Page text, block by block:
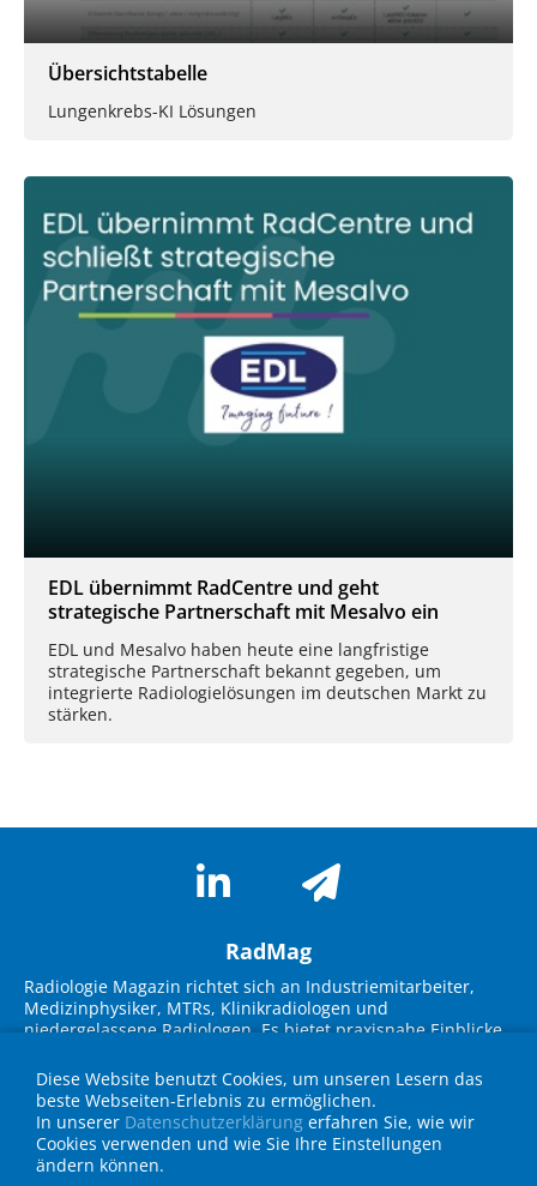
Übersichtstabelle
Lungenkrebs-KI Lösungen
EDL übernimmt RadCentre und geht
strategische Partnerschaft mit Mesalvo ein
EDL und Mesalvo haben heute eine langfristige
strategische Partnerschaft bekannt gegeben, um
integrierte Radiologielösungen im deutschen Markt zu
stärken.
RadMag
Radiologie Magazin richtet sich an Industriemitarbeiter,
Medizinphysiker, MTRs, Klinikradiologen und
niedergelassene Radiologen. Es bietet praxisnahe Einblicke
Lösungen. Im Fokus stehen Themen wie KI-Integration,
Workflow-Optimierung, strukturierte Befundung und
Strahlenschutz. Experteninterviews, Fallbeispiele und
Geräteübersichten unterstützen die Zielgruppe bei
Entscheidungen für die Praxis und fördern den
Diese Website benutzt Cookies, um unseren Lesern das
beste Webseiten-Erlebnis zu ermöglichen.
In unserer Datenschutzerklärung erfahren Sie, wie wir
Cookies verwenden und wie Sie Ihre Einstellungen
ändern können.